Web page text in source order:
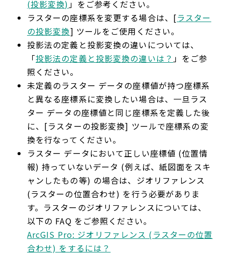
(投影変換)」をご参考ください。
ラスターの座標系を変更する場合は、[ラスター
の投影変換] ツールをご使用ください。
投影法の定義と投影変換の違いについては、
「投影法の定義と投影変換の違いは？ 」をご参
照ください。
未定義のラスター データの座標値が持つ座標系
と異なる座標系に変換したい場合は、一旦ラス
ター データの座標値と同じ座標系を定義した後
に、[ラスターの投影変換] ツールで座標系の変
換を行なってください。
ラスター データにおいて正しい座標値 (位置情
報) 持っていないデータ (例えば、紙図面をスキ
ャンしたもの等) の場合は、ジオリファレンス
(ラスターの位置合わせ) を行う必要がありま
す。ラスターのジオリファレンスについては、
以下の FAQ をご参照ください。
ArcGIS Pro: ジオリファレンス (ラスターの位置
合わせ) をするには？